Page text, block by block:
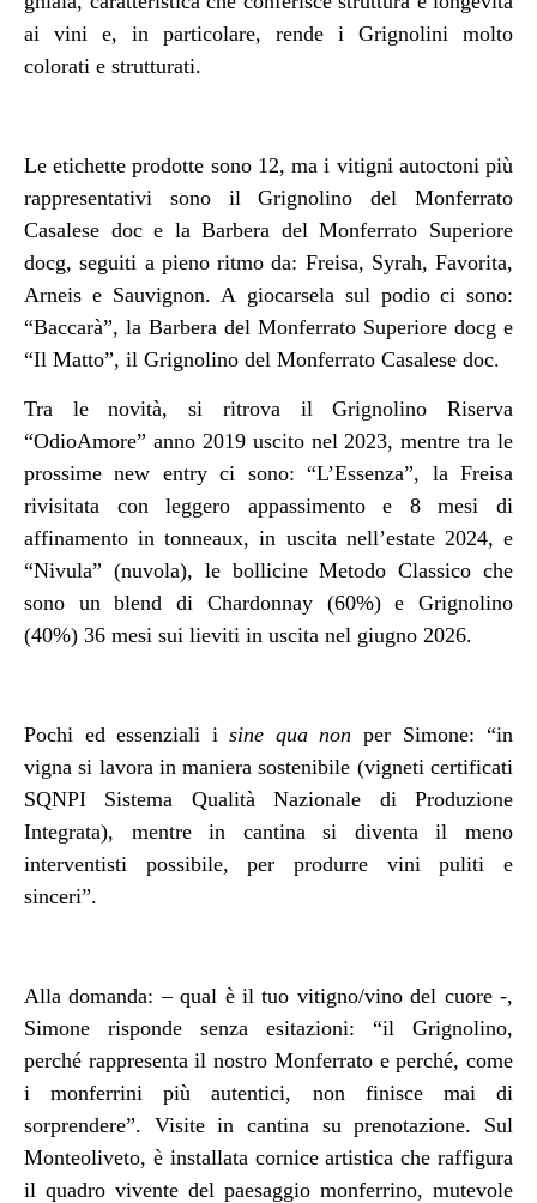
ai vini e, in particolare, rende i Grignolini molto
colorati e strutturati.
Le etichette prodotte sono 12, ma i vitigni autoctoni più
rappresentativi sono il Grignolino del Monferrato
Casalese doc e la Barbera del Monferrato Superiore
docg, seguiti a pieno ritmo da: Freisa, Syrah, Favorita,
Arneis e Sauvignon. A giocarsela sul podio ci sono:
“Baccarà”, la Barbera del Monferrato Superiore docg e
“Il Matto”, il Grignolino del Monferrato Casalese doc.
Tra le novità, si ritrova il Grignolino Riserva
“OdioAmore” anno 2019 uscito nel 2023, mentre tra le
prossime new entry ci sono: “L’Essenza”, la Freisa
rivisitata con leggero appassimento e 8 mesi di
affinamento in tonneaux, in uscita nell’estate 2024, e
“Nivula” (nuvola), le bollicine Metodo Classico che
sono un blend di Chardonnay (60%) e Grignolino
(40%) 36 mesi sui lieviti in uscita nel giugno 2026.
Pochi ed essenziali i sine qua non per Simone: “in
vigna si lavora in maniera sostenibile (vigneti certificati
SQNPI Sistema Qualità Nazionale di Produzione
Integrata), mentre in cantina si diventa il meno
interventisti possibile, per produrre vini puliti e
sinceri”.
Alla domanda: – qual è il tuo vitigno/vino del cuore -,
Simone risponde senza esitazioni: “il Grignolino,
perché rappresenta il nostro Monferrato e perché, come
i monferrini più autentici, non finisce mai di
sorprendere”. Visite in cantina su prenotazione. Sul
Monteoliveto, è installata cornice artistica che raffigura
il quadro vivente del paesaggio monferrino, mutevole